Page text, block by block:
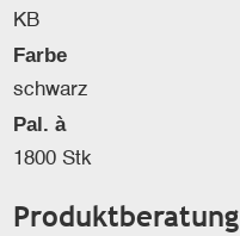
KB
Farbe
schwarz
Pal. à
1800 Stk
Produktberatung